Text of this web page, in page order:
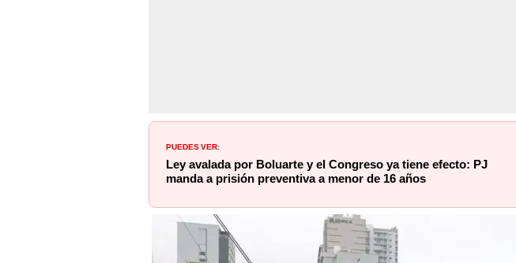
PUEDES VER:
Ley avalada por Boluarte y el Congreso ya tiene efecto: PJ
manda a prisión preventiva a menor de 16 años